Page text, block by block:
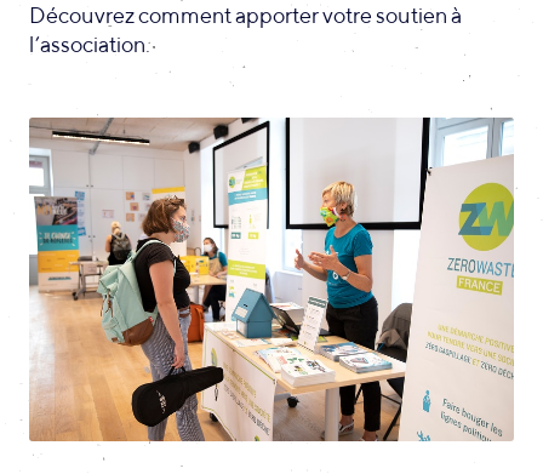
Découvrez comment apporter votre soutien à
l’association.